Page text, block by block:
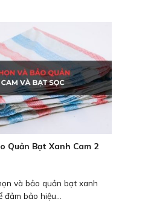
Quản Bạt Xanh Cam 2
và bảo quản bạt xanh
bảo hiệu...